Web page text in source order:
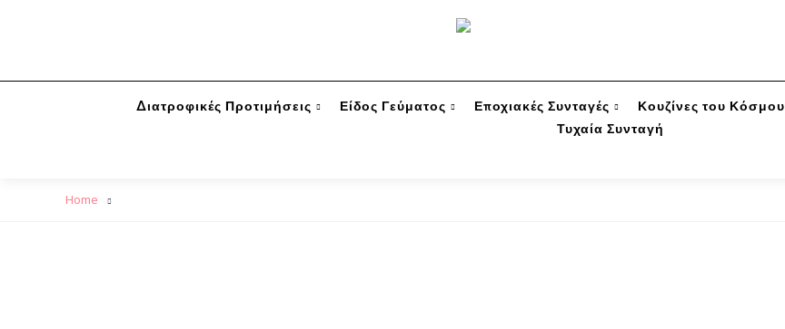
Διατροφικές Προτιμήσεις Είδος Γεύματος Εποχιακές Συνταγές Κουζίνες του Κόσμου
Τυχαία Συνταγή
Home